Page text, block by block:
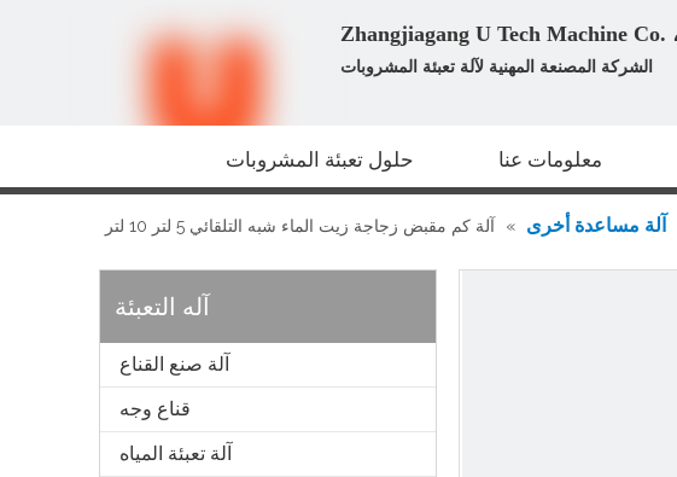
الشركة المصنعة المهنية لآلة تعبئة المشروبات
معلومات عنا
حلول تعبئة المشروبات
آلة مساعدة أخرى » آلة كم مقبض زجاجة زيت الماء شبه التلقائي 5 لتر 10 لتر
آله التعبئة
آلة صنع القناع
قناع وجه
آلة تعبئة المياه